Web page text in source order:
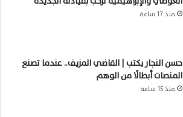
منذ 17 ساعة
حسن النجار يكتب | القاضي المزيف.. عندما تصنع
المنصات أبطالًا من الوهم
منذ 15 ساعة